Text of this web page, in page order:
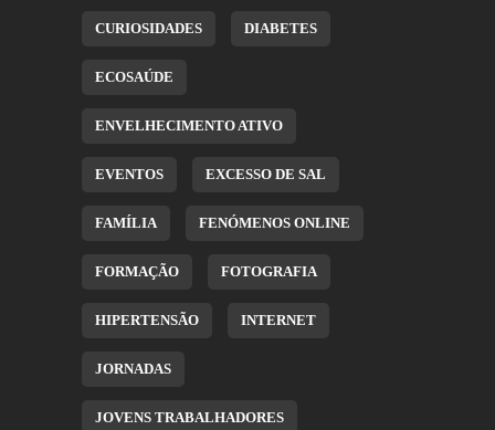
CURIOSIDADES DIABETES
ECOSAÚDE
ENVELHECIMENTO ATIVO
EVENTOS EXCESSO DE SAL
FAMÍLIA FENÓMENOS ONLINE
FORMAÇÃO FOTOGRAFIA
HIPERTENSÃO INTERNET
JORNADAS
JOVENS TRABALHADORES